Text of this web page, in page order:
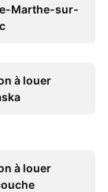
Marthe-sur-
à louer
à louer